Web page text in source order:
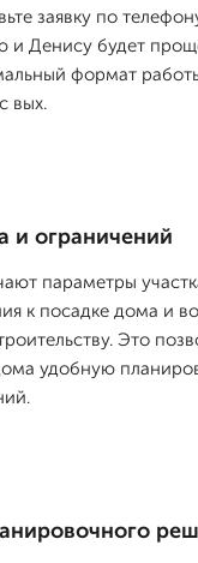
заявку по
и Денису будет
формат
вых.
и ограничений
параметры
к посадке дома и
Это
удобную